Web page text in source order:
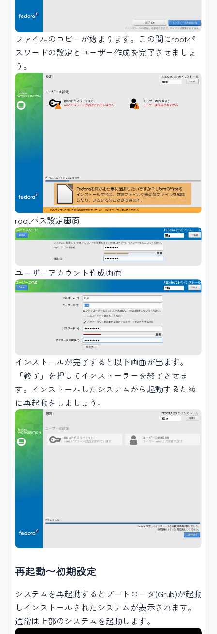
ファイルのコピーが始まります。この間にrootパ
スワードの設定とユーザー作成を完了させましょ
う。
rootパス設定画面
ユーザーアカウント作成画面
インストールが完了すると以下画面が出ます。
「終了」を押してインストーラーを終了させま
す。インストールしたシステムから起動するため
に再起動をしましょう。
再起動〜初期設定
システムを再起動するとブートローダ(Grub)が起動
しインストールされたシステムが表示されます。
通常は上部のシステムを起動します。